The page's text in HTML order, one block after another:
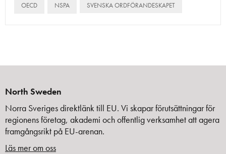
OECD NSPA SVENSKA ORDFÖRANDESKAPET
North Sweden
Norra Sveriges direktlänk till EU. Vi skapar förutsättningar för
regionens företag, akademi och offentlig verksamhet att agera
framgångsrikt på EU-arenan.
Läs mer om oss